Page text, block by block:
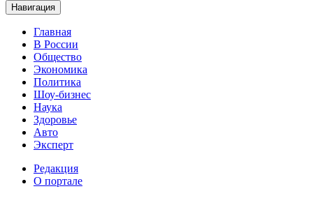
Навигация
Главная
В России
Общество
Экономика
Политика
Шоу-бизнес
Наука
Здоровье
Авто
Эксперт
Редакция
О портале